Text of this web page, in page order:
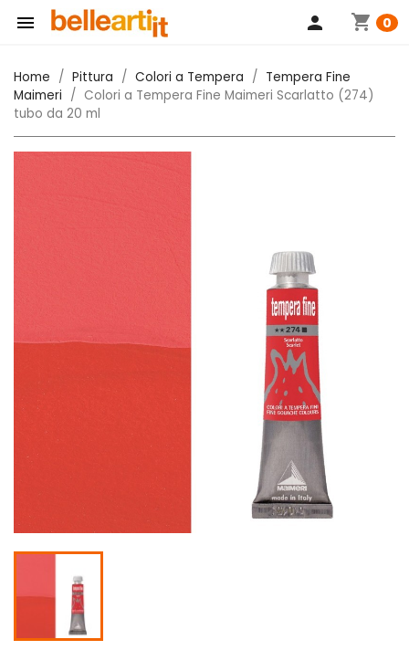
 shopping_cart 0
person
Home Pittura Colori a Tempera
Tempera Fine
Maimeri
Colori a Tempera Fine Maimeri Scarlatto (274)
tubo da 20 ml